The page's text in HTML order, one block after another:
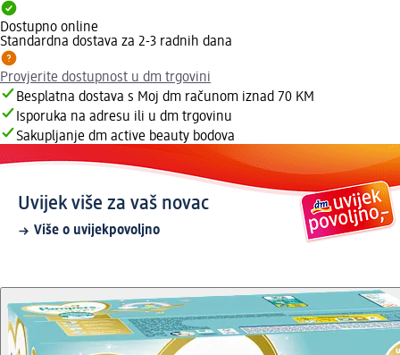
Dostupno online
Standardna dostava za 2-3 radnih dana
Provjerite dostupnost u dm trgovini
Besplatna dostava s Moj dm računom iznad 70 KM
Isporuka na adresu ili u dm trgovinu
Sakupljanje dm active beauty bodova
Uvijek više za vaš novac
Više o uvijekpovoljno